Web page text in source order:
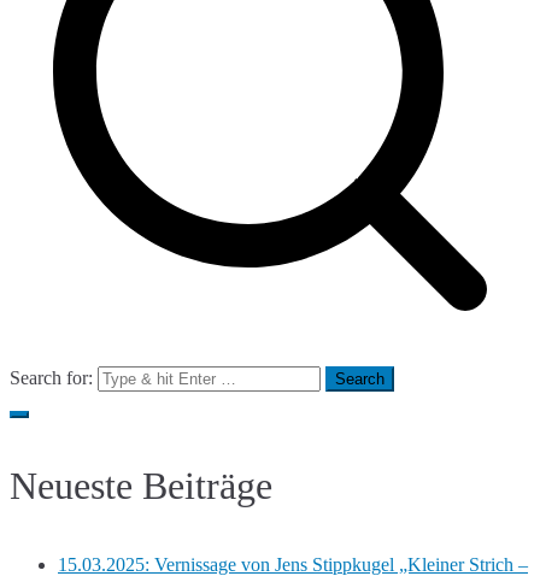
Search for:
Neueste Beiträge
15.03.2025: Vernissage von Jens Stippkugel „Kleiner Strich –